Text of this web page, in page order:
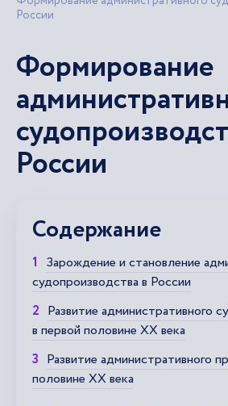
России
Формирование
России
Содержание
Зарождение и становление
судопроизводства в России
Развитие административного
в первой половине XX века
Развитие административного
половине XX века